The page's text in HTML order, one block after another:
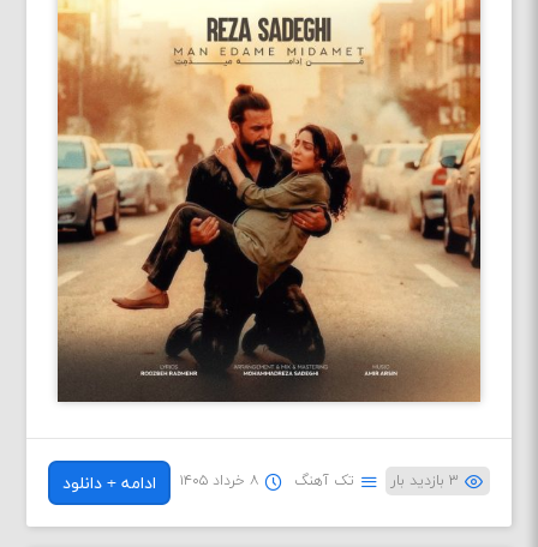
۳ بازدید بار تک آهنگ ۸ خرداد ۱۴۰۵ ادامه + دانلود